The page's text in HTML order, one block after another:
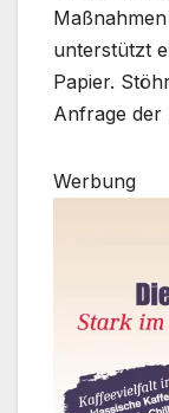
unterstützt
Papier.
Anfrage der
Werbung